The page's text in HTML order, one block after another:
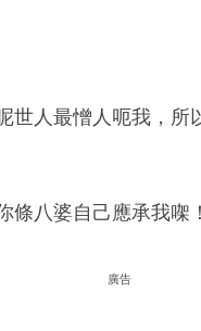
世人最憎人呃我，
條八婆自己應承我㗎！
廣告